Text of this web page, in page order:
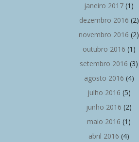
janeiro 2017 (1)
dezembro 2016 (2)
novembro 2016 (2)
outubro 2016 (1)
setembro 2016 (3)
agosto 2016 (4)
julho 2016 (5)
junho 2016 (2)
maio 2016 (1)
abril 2016 (4)